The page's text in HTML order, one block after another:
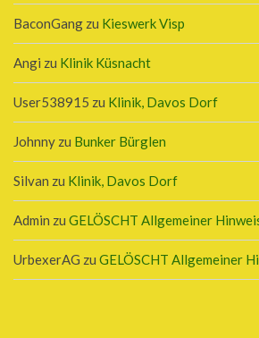
BaconGang zu Kieswerk Visp
Angi zu Klinik Küsnacht
User538915 zu Klinik, Davos Dorf
Johnny zu Bunker Bürglen
Silvan zu Klinik, Davos Dorf
Admin zu GELÖSCHT Allgemeiner
UrbexerAG zu GELÖSCHT Allgemeiner